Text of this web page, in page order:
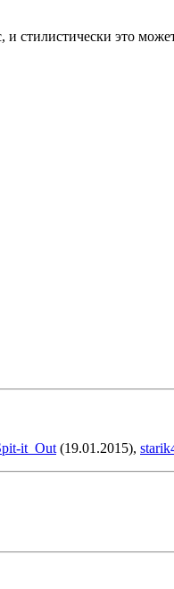
стилистически это
it_Out (19.01.2015),